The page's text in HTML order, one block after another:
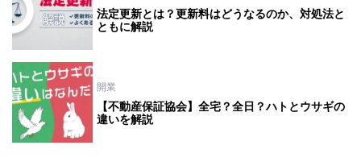
法定更新とは？更新料はどうなるのか、対処法と
ともに解説
開業
【不動産保証協会】全宅？全日？ハトとウサギの
違いを解説